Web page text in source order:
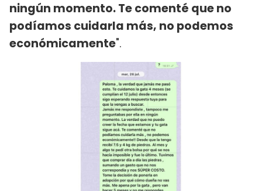
ningún momento. Te comenté que no
podíamos cuidarla más, no podemos
económicamente".